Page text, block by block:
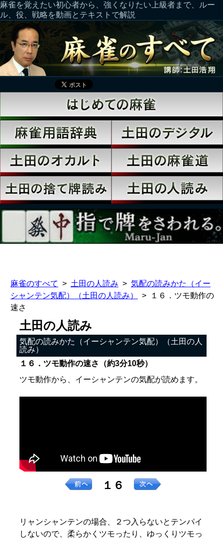
麻雀を覚えたい初心者から、強くなりたい上級者まで、ルー
ル、役、戦略を動画とテキストで解説
麻雀のすべて 土田の人読み
気配の読みかた（イー
シャンテン気配）（土田の人読み）
１６．ツモ動作の
速さ
土田の人読み
気配の読みかた（イーシャンテン気配）（土田の人
読み）
１６．ツモ動作の速さ（約3分10秒）
ツモ動作から、イーシャンテンの気配が読めます。
１６
リャンシャンテンの場合、２つ入らないとテンパイ
しないので、柔らかくツモったり、ゆっくりツモっ